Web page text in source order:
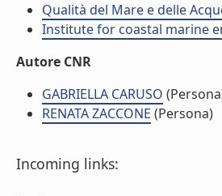
Qualità del Mare e delle
Institute for coastal marine
Autore CNR
GABRIELLA CARUSO
RENATA ZACCONE (Persona)
Incoming links: